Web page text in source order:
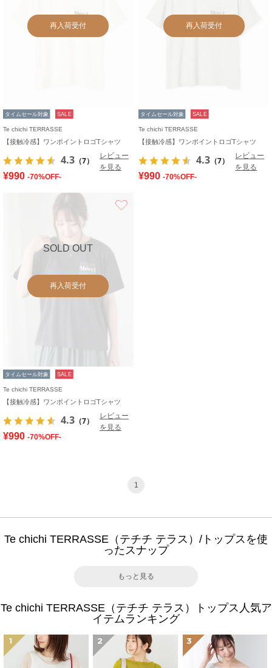
再入荷受付
タイムセール対象 SALE
Te chichi TERRASSE
【接触冷感】ワンポイントロゴTシャツ
4.3 （7）
レビュー
を見る
¥990 -70%OFF-
再入荷受付
タイムセール対象 SALE
Te chichi TERRASSE
【接触冷感】ワンポイントロゴTシャツ
4.3 （7）
レビュー
を見る
¥990 -70%OFF-
SOLD OUT
再入荷受付
タイムセール対象 SALE
Te chichi TERRASSE
【接触冷感】ワンポイントロゴTシャツ
4.3 （7）
レビュー
を見る
¥990 -70%OFF-
1
Te chichi TERRASSE（テチチ テラス）/トップスを使
ったスナップ
もっと見る
Te chichi TERRASSE（テチチ テラス）トップス人気ア
イテムランキング
1 2 3